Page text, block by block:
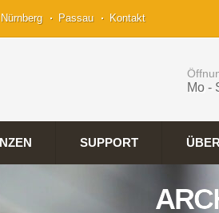
Nürnberg Passau Kontakt
Mo -
SUPPORT